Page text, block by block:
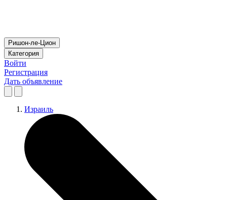
Ришон-ле-Цион
Категория
Войти
Регистрация
Дать объявление
Израиль